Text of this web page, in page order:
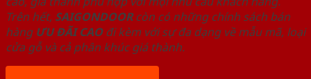
Trên hết, SAIGONDOORcòn có những chính sách bán
hàng ƯU ĐÃI CAOđi kèm với sự đa dạng về mẫu mã, loại
cửa gỗ và cả phân khúc giá thành.